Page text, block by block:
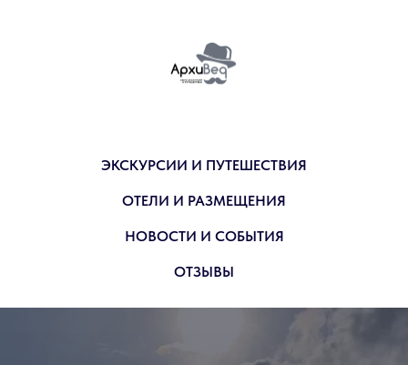
ЭКСКУРСИИ И ПУТЕШЕСТВИЯ
ОТЕЛИ И РАЗМЕЩЕНИЯ
НОВОСТИ И СОБЫТИЯ
ОТЗЫВЫ